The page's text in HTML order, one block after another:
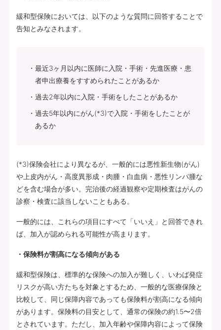
緩和型保険においては、以下のような質問に回答することで
告知とみなされます。
最近3ヶ月以内に医師に入院・手術・先進医療・患
者申出療養をすすめられたことがあるか
過去2年以内に入院・手術をしたことがあるか
過去5年以内にがん(*3)で入院・手術をしたことが
あるか
(*3)保険会社により異なるが、一般的には悪性新生物(がん)
や上皮内がん・高度異形成・肉腫・白血病・悪性リンパ腫な
どを含む場合が多い。完治後の経過観察や定期検査はがんの
診察・検査に該当しないこともある。
一般的には、これらの項目にすべて「いいえ」と回答できれ
ば、加入が認められる可能性が高まります。
・保険料が割高になる傾向がある
緩和型保険は、標準的な保険への加入が難しく、いわば発症
リスクが高い方たちを対象とするため、一般的な医療保険と
比較して、同じ保障内容であっても保険料が割高になる傾向
があります。保険料の目安として、通常の保険の約1.5〜2倍
とされています。ただし、加入年齢や保障内容によって保険